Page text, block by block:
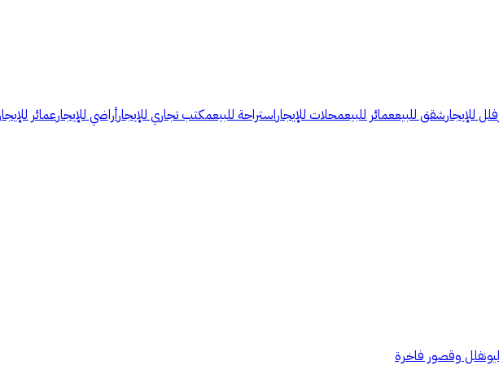
فلل للإيجارشقق للبيععمائر للبيعمحلات للإيجاراستراحة للبيعمكتب تجاري للإيجارأراضي للإيجارعمائر للإيجار
فلل وقصور فاخرة